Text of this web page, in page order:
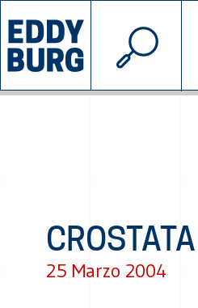
INIZIATIVE
© 2026
25 Marzo 2004